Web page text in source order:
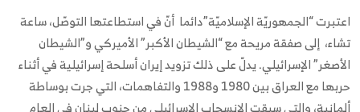
اعتبرت “الجمهوريّة الإسلاميّة”دائما أنّ في استطاعتها التوصّل، ساعة
تشاء، إلى صفقة مريحة مع “الشيطان الأكبر” الأميركي و”الشيطان
الأصغر” الإسرائيلي. يدلّ على ذلك تزويد إيران أسلحة إسرائيلية في أثناء
حربها مع العراق بين 1980 و1988 والتفاهمات، التي جرت بوساطة